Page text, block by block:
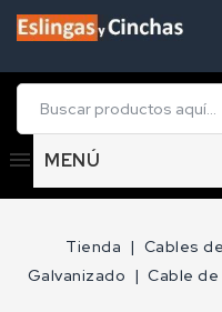
MENÚ
Tienda Cables
Galvanizado
Cable de